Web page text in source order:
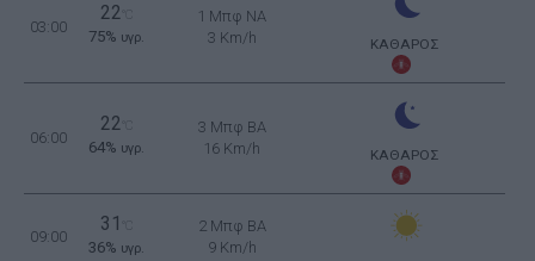
03:00
22
75% υγρ.
1 Μπφ NA
3 Km/h
ΚΑΘΑΡΟΣ
06:00
22
64% υγρ.
3 Μπφ BA
16 Km/h
ΚΑΘΑΡΟΣ
09:00
31
36% υγρ.
2 Μπφ BA
9 Km/h